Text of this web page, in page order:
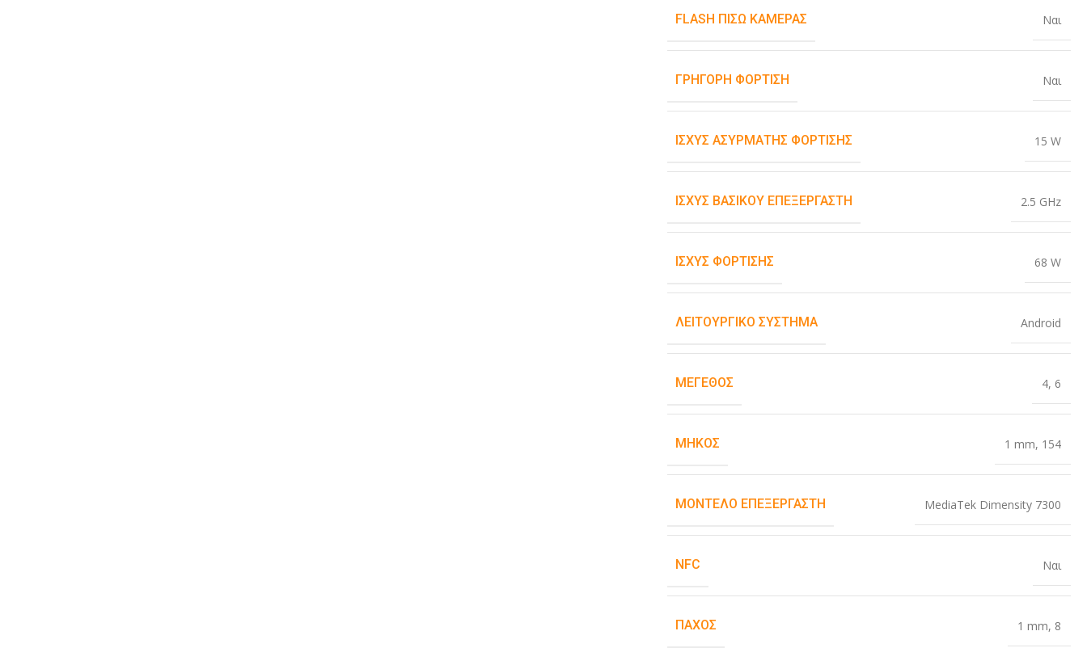
FLASH ΠΊΣΩ ΚΆΜΕΡΑΣ Ναι
ΓΡΉΓΟΡΗ ΦΌΡΤΙΣΗ Ναι
ΙΣΧΎΣ ΑΣΎΡΜΑΤΗΣ ΦΌΡΤΙΣΗΣ 15 W
ΙΣΧΎΣ ΒΑΣΙΚΟΎ ΕΠΕΞΕΡΓΑΣΤΉ 2.5 GHz
ΙΣΧΎΣ ΦΌΡΤΙΣΗΣ 68 W
ΛΕΙΤΟΥΡΓΙΚΌ ΣΎΣΤΗΜΑ Android
ΜΈΓΕΘΟΣ 4, 6
ΜΉΚΟΣ 1 mm, 154
ΜΟΝΤΈΛΟ ΕΠΕΞΕΡΓΑΣΤΉ MediaTek Dimensity 7300
NFC Ναι
ΠΆΧΟΣ 1 mm, 8